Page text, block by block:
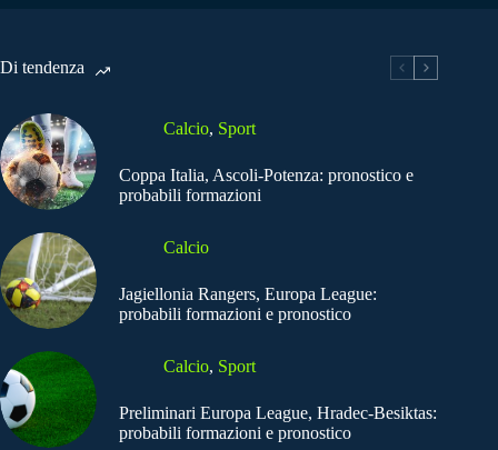
Di tendenza
Calcio, Sport
Coppa Italia, Ascoli-Potenza: pronostico e
probabili formazioni
Calcio
Jagiellonia Rangers, Europa League:
probabili formazioni e pronostico
Calcio, Sport
Preliminari Europa League, Hradec-Besiktas:
probabili formazioni e pronostico